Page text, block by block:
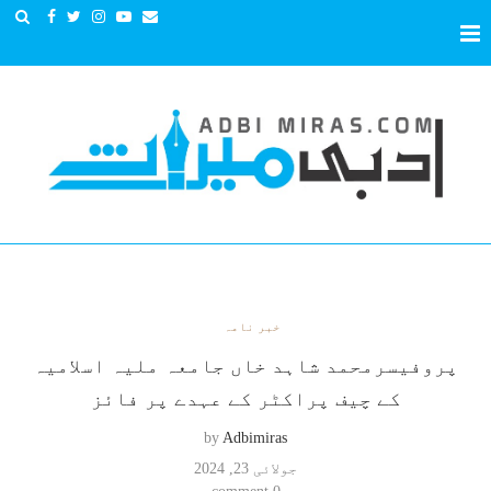
خبر نامہ
پروفیسرمحمد شاہد خاں جامعہ ملیہ اسلامیہ
کے چیف پراکٹر کے عہدے پر فائز
by Adbimiras
جولائی 23, 2024